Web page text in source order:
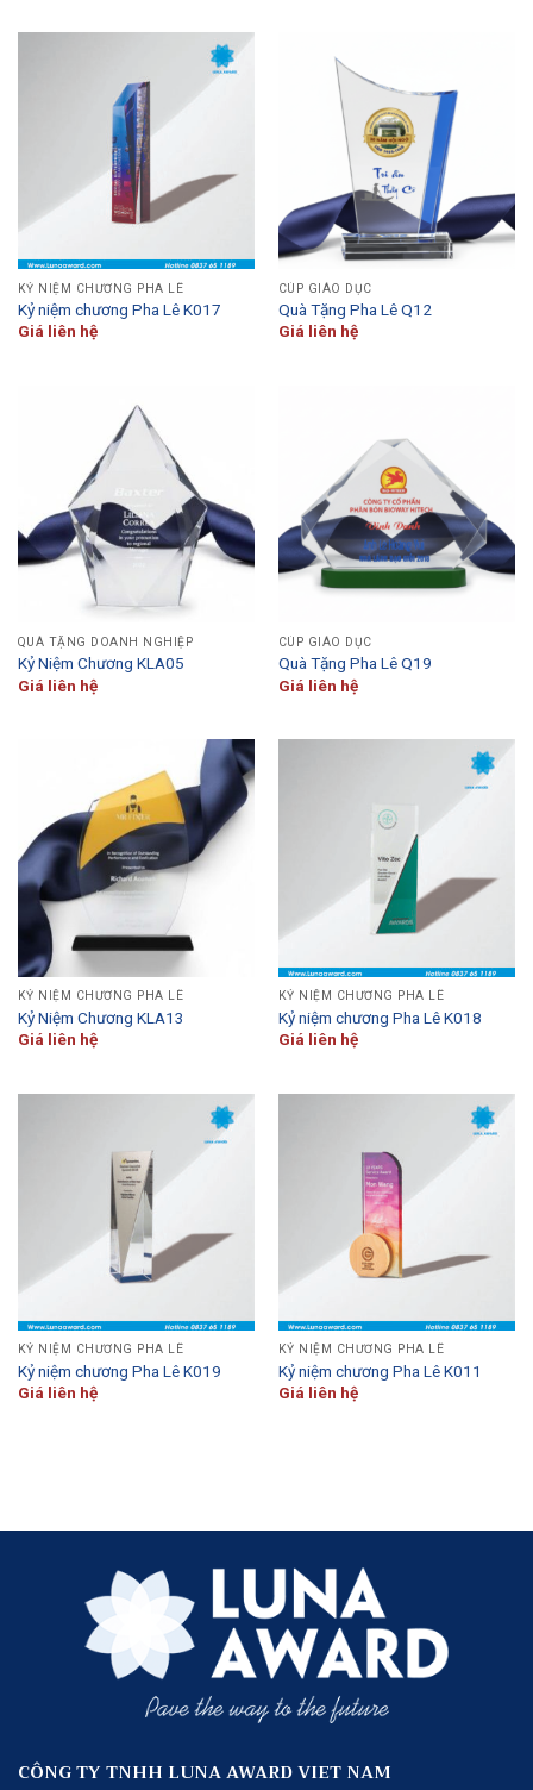
KỶ NIỆM CHƯƠNG PHA LÊ
Kỷ niệm chương Pha Lê K017
Giá liên hệ
CÚP GIÁO DỤC
Quà Tặng Pha Lê Q12
Giá liên hệ
QUÀ TẶNG DOANH NGHIỆP
Kỷ Niệm Chương KLA05
Giá liên hệ
CÚP GIÁO DỤC
Quà Tặng Pha Lê Q19
Giá liên hệ
KỶ NIỆM CHƯƠNG PHA LÊ
Kỷ Niệm Chương KLA13
Giá liên hệ
KỶ NIỆM CHƯƠNG PHA LÊ
Kỷ niệm chương Pha Lê K018
Giá liên hệ
KỶ NIỆM CHƯƠNG PHA LÊ
Kỷ niệm chương Pha Lê K019
Giá liên hệ
KỶ NIỆM CHƯƠNG PHA LÊ
Kỷ niệm chương Pha Lê K011
Giá liên hệ
CÔNG TY TNHH LUNA AWARD VIET NAM